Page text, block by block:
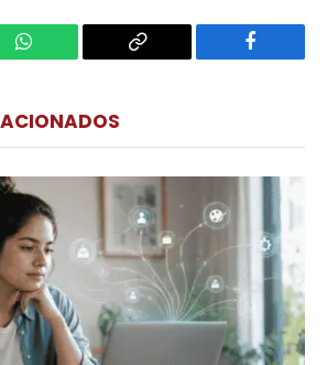
WhatsApp
Copy
Facebook